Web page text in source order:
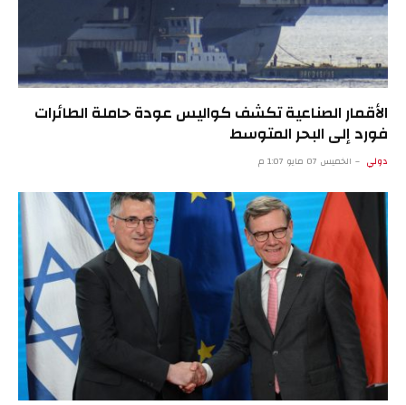
الأقمار الصناعية تكشف كواليس عودة حاملة الطائرات
فورد إلى البحر المتوسط
دولي الخميس 07 مايو 1:07 م